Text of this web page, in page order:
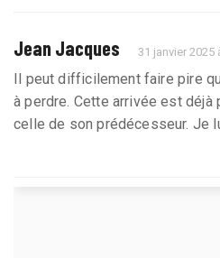
Jean Jacques 31 janvier 2025
Il peut difficilement faire pire
à perdre. Cette arrivée est déjà
celle de son prédécesseur. Je